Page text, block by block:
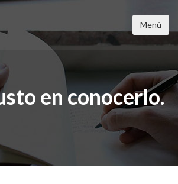
Menú
en conocerlo.